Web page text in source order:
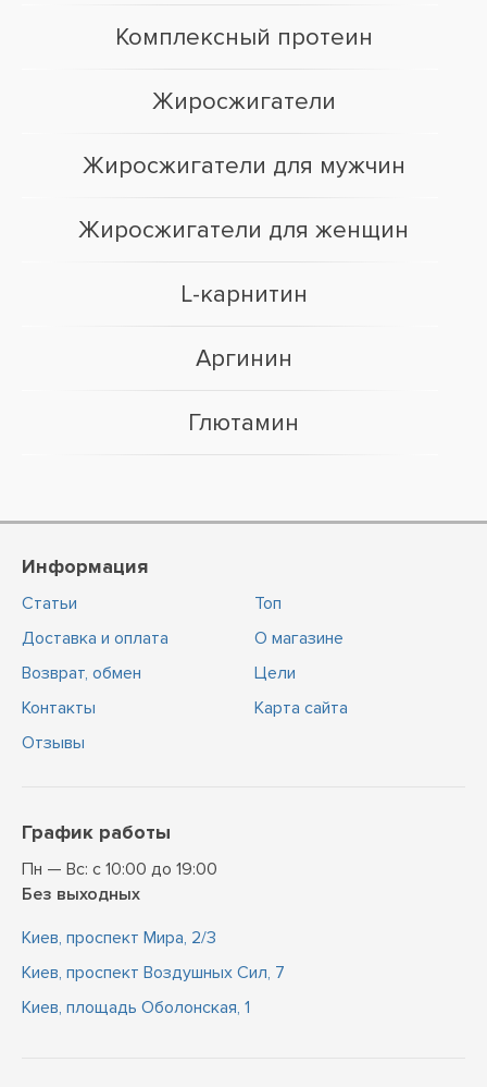
Комплексный протеин
Жиросжигатели
Жиросжигатели для мужчин
Жиросжигатели для женщин
L-карнитин
Аргинин
Глютамин
Информация
Статьи
Доставка и оплата
Возврат, обмен
Контакты
Отзывы
Топ
О магазине
Цели
Карта сайта
График работы
Пн — Вс: с 10:00 до 19:00
Без выходных
Киев, проспект Мира, 2/3
Киев, проспект Воздушных Сил, 7
Киев, площадь Оболонская, 1